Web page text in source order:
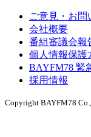
ご意見・お問
会社概要
番組審議会報
個人情報保護
BAYFM78 緊
採用情報
Copyright BAYFM78